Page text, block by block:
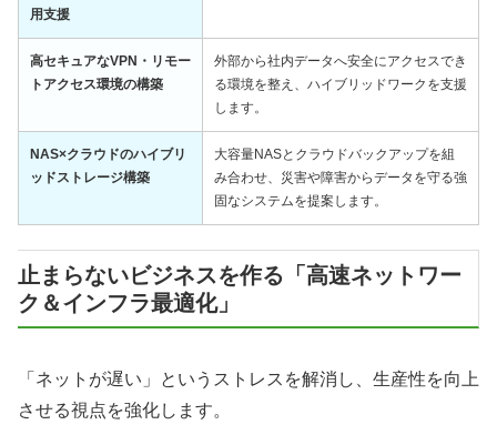
用支援
高セキュアなVPN・リモー
トアクセス環境の構築
外部から社内データへ安全にアクセスでき
る環境を整え、ハイブリッドワークを支援
します。
NAS×クラウドのハイブリ
ッドストレージ構築
大容量NASとクラウドバックアップを組
み合わせ、災害や障害からデータを守る強
固なシステムを提案します。
止まらないビジネスを作る「高速ネットワー
ク＆インフラ最適化」
「ネットが遅い」というストレスを解消し、生産性を向上
させる視点を強化します。